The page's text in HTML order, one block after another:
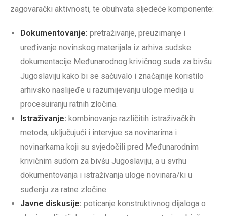
zagovarački aktivnosti, te obuhvata sljedeće komponente:
Dokumentovanje: pretraživanje, preuzimanje i
uređivanje novinskog materijala iz arhiva sudske
dokumentacije Međunarodnog krivičnog suda za bivšu
Jugoslaviju kako bi se sačuvalo i značajnije koristilo
arhivsko naslijeđe u razumijevanju uloge medija u
procesuiranju ratnih zločina.
Istraživanje: kombinovanje različitih istraživačkih
metoda, uključujući i intervjue sa novinarima i
novinarkama koji su svjedočili pred Međunarodnim
krivičnim sudom za bivšu Jugoslaviju, a u svrhu
dokumentovanja i istraživanja uloge novinara/ki u
suđenju za ratne zločine.
Javne diskusije: poticanje konstruktivnog dijaloga o